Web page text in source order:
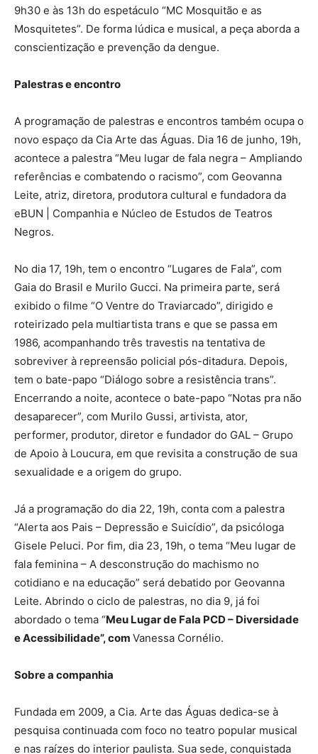
9h30 e às 13h do espetáculo “MC Mosquitão e as
Mosquitetes”. De forma lúdica e musical, a peça aborda a
conscientização e prevenção da dengue.
Palestras e encontro
A programação de palestras e encontros também ocupa o
novo espaço da Cia Arte das Águas. Dia 16 de junho, 19h,
acontece a palestra “Meu lugar de fala negra – Ampliando
referências e combatendo o racismo”, com Geovanna
Leite, atriz, diretora, produtora cultural e fundadora da
eBUN | Companhia e Núcleo de Estudos de Teatros
Negros.
No dia 17, 19h, tem o encontro “Lugares de Fala”, com
Gaia do Brasil e Murilo Gucci. Na primeira parte, será
exibido o filme “O Ventre do Traviarcado”, dirigido e
roteirizado pela multiartista trans e que se passa em
1986, acompanhando três travestis na tentativa de
sobreviver à repreensão policial pós-ditadura. Depois,
tem o bate-papo “Diálogo sobre a resistência trans”.
Encerrando a noite, acontece o bate-papo “Notas pra não
desaparecer”, com Murilo Gussi, artivista, ator,
performer, produtor, diretor e fundador do GAL – Grupo
de Apoio à Loucura, em que revisita a construção de sua
sexualidade e a origem do grupo.
Já a programação do dia 22, 19h, conta com a palestra
“Alerta aos Pais – Depressão e Suicídio”, da psicóloga
Gisele Peluci. Por fim, dia 23, 19h, o tema “Meu lugar de
fala feminina – A desconstrução do machismo no
cotidiano e na educação” será debatido por Geovanna
Leite. Abrindo o ciclo de palestras, no dia 9, já foi
abordado o tema “Meu Lugar de Fala PCD – Diversidade
e Acessibilidade”, com Vanessa Cornélio.
Sobre a companhia
Fundada em 2009, a Cia. Arte das Águas dedica-se à
pesquisa continuada com foco no teatro popular musical
e nas raízes do interior paulista. Sua sede, conquistada